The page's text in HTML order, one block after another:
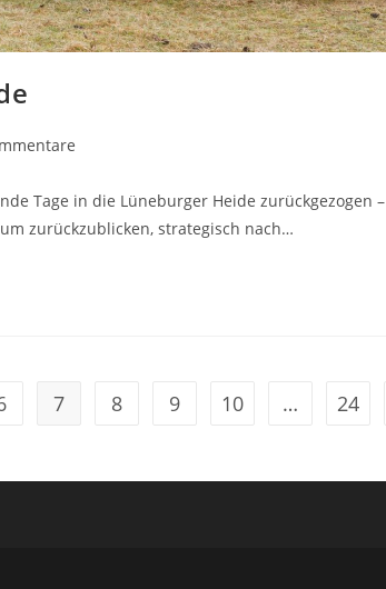
Tage in die Lüneburger Heide zurückgezogen –
zurückzublicken, strategisch nach…
7 8 9 10 … 24